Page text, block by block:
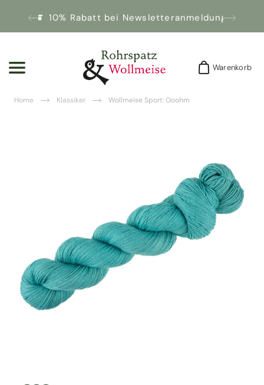
10% Rabatt bei Newsletteranmeldung!
Warenkorb
Warenkorb
Home Klassiker Wollmeise Sport: Ooohm